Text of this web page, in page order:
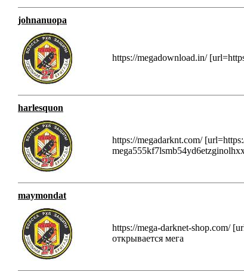
johnanuopa
https://megadownload.in/
harlesquon
https://megadarknt.com/
maymondat
https://mega-darknet-shop.com/
открывается мега